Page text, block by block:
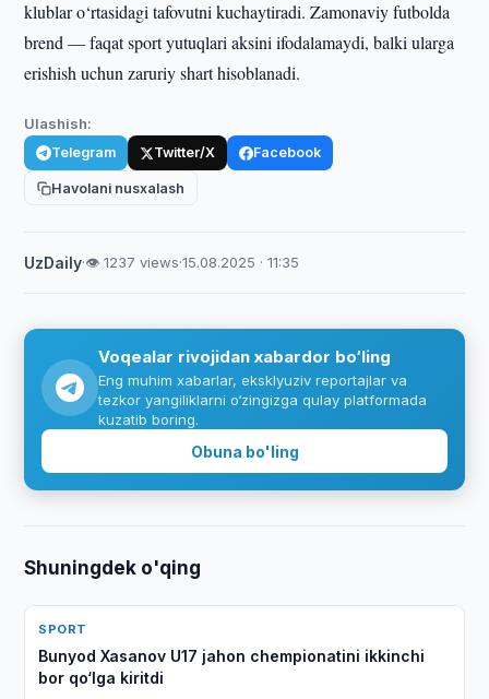
klublar o‘rtasidagi tafovutni kuchaytiradi. Zamonaviy futbolda
brend — faqat sport yutuqlari aksini ifodalamaydi, balki ularga
erishish uchun zaruriy shart hisoblanadi.
Ulashish:
Telegram Twitter/X Facebook
Havolani nusxalash
UzDaily·👁 1237 views·15.08.2025 · 11:35
Voqealar rivojidan xabardor bo‘ling
Eng muhim xabarlar, eksklyuziv reportajlar va
tezkor yangiliklarni o‘zingizga qulay platformada
kuzatib boring.
Obuna bo'ling
Shuningdek o'qing
SPORT
Bunyod Xasanov U17 jahon chempionatini ikkinchi
bor qo‘lga kiritdi